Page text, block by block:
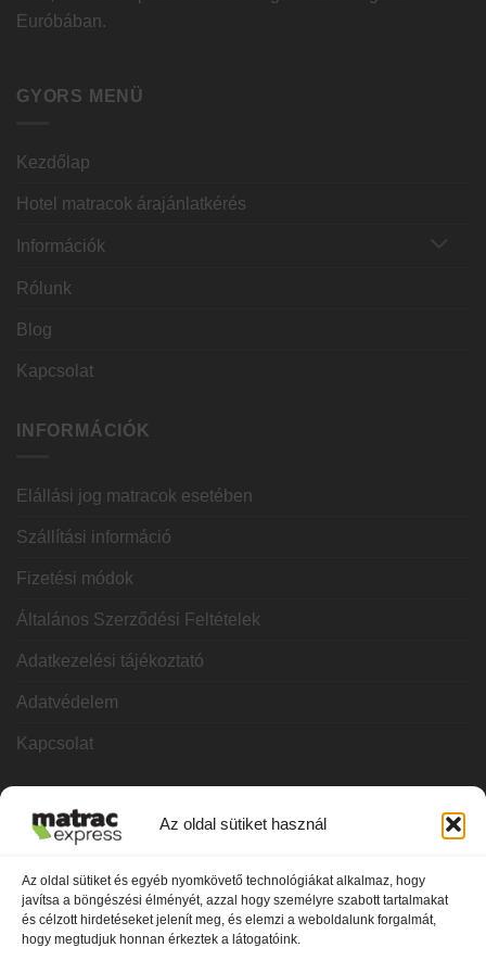
Az oldal sütiket használ
Az oldal sütiket és egyéb nyomkövető technológiákat alkalmaz, hogy
javítsa a böngészési élményét, azzal hogy személyre szabott tartalmakat
és célzott hirdetéseket jelenít meg, és elemzi a weboldalunk forgalmát,
hogy megtudjuk honnan érkeztek a látogatóink.
Euróbában.
GYORS MENÜ
Kezdőlap
Hotel matracok árajánlatkérés
Információk
Rólunk
Blog
Kapcsolat
INFORMÁCIÓK
Elállási jog matracok esetében
Szállítási információ
Fizetési módok
Általános Szerződési Feltételek
Adatkezelési tájékoztató
Adatvédelem
Kapcsolat
Vákuum matracok
Memóriahabos matracok